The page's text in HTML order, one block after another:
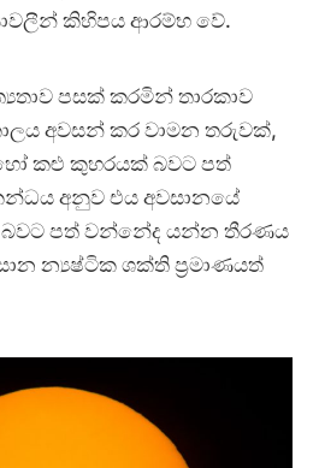
කිහිපය ආරම්භ වේ.
පසක් කරමින් තාරකාව
අවසන් කර වාමන තරුවක්,
කළු කුහරයක් බවට පත්
අනුව එය අවසානයේ
පත් වන්නේද යන්න තීරණය
න්‍යෂ්ටික ශක්ති ප්‍රමාණයත්